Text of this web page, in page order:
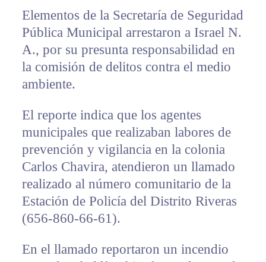
Elementos de la Secretaría de Seguridad
Pública Municipal arrestaron a Israel N.
A., por su presunta responsabilidad en
la comisión de delitos contra el medio
ambiente.
El reporte indica que los agentes
municipales que realizaban labores de
prevención y vigilancia en la colonia
Carlos Chavira, atendieron un llamado
realizado al número comunitario de la
Estación de Policía del Distrito Riveras
(656-860-66-61).
En el llamado reportaron un incendio